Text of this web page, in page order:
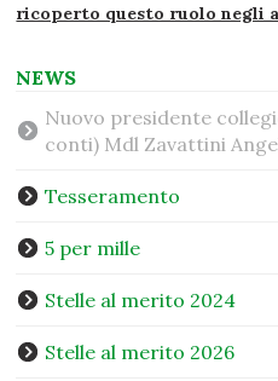
ricoperto questo ruolo negli
NEWS
Nuovo presidente
conti) Mdl Zavattini
Tesseramento
5 per mille
Stelle al merito 2024
Stelle al merito 2026